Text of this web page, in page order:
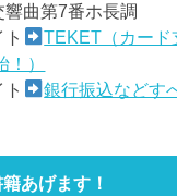
曲第7番ホ長調
TEKET（カード
）
銀行振込などす
あげます！